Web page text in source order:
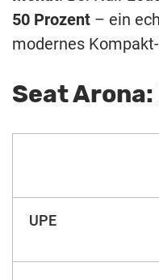
50 Prozent – ein
modernes Kompakt-
Seat
UPE